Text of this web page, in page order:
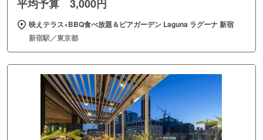
平均予算 3,000円
映えテラス×BBQ食べ放題＆ビアガーデン Laguna ラグーナ 新宿
新宿駅／東京都